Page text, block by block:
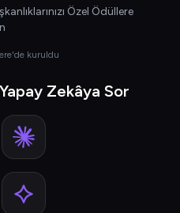
Özel Ödüllere
kuruldu
Zekâya Sor